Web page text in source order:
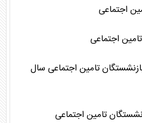
اجتماعی
اجتماعی
تامین اجتماعی سال
تامین اجتماعی